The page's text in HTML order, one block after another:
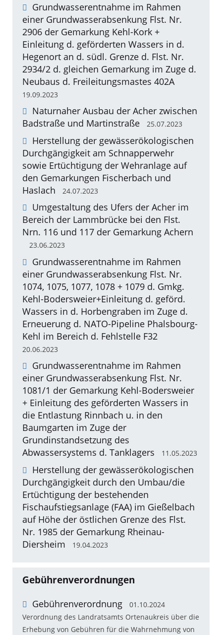
Grundwasserentnahme im Rahmen
einer Grundwasserabsenkung Flst. Nr.
2906 der Gemarkung Kehl-Kork +
Einleitung d. geförderten Wassers in d.
Hegenort an d. südl. Grenze d. Flst. Nr.
2934/2 d. gleichen Gemarkung im Zuge d.
Neubaus d. Freileitungsmastes 402A
19.09.2023
Naturnaher Ausbau der Acher zwischen
Badstraße und Martinstraße
25.07.2023
Herstellung der gewässerökologischen
Durchgängigkeit am Schnapperwehr
sowie Ertüchtigung der Wehranlage auf
den Gemarkungen Fischerbach und
Haslach
24.07.2023
Umgestaltung des Ufers der Acher im
Bereich der Lammbrücke bei den Flst.
Nrn. 116 und 117 der Gemarkung Achern
23.06.2023
Grundwasserentnahme im Rahmen
einer Grundwasserabsenkung Flst. Nr.
1074, 1075, 1077, 1078 + 1079 d. Gmkg.
Kehl-Bodersweier+Einleitung d. geförd.
Wassers in d. Horbengraben im Zuge d.
Erneuerung d. NATO-Pipeline Phalsbourg-
Kehl im Bereich d. Fehlstelle F32
20.06.2023
Grundwasserentnahme im Rahmen
einer Grundwasserabsenkung Flst. Nr.
1081/1 der Gemarkung Kehl-Bodersweier
+ Einleitung des geförderten Wassers in
die Entlastung Rinnbach u. in den
Baumgarten im Zuge der
Grundinstandsetzung des
Abwassersystems d. Tanklagers
11.05.2023
Herstellung der gewässerökologischen
Durchgängigkeit durch den Umbau/die
Ertüchtigung der bestehenden
Fischaufstiegsanlage (FAA) im Gießelbach
auf Höhe der östlichen Grenze des Flst.
Nr. 1985 der Gemarkung Rheinau-
Diersheim
19.04.2023
Gebührenverordnungen
Gebührenverordnung
01.10.2024
Verordnung des Landratsamts Ortenaukreis über die
Erhebung von Gebühren für die Wahrnehmung von